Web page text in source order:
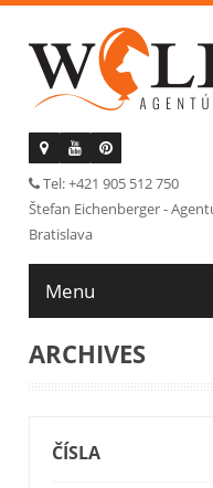
Tel: +421 905 512 750
Štefan Eichenberger -
Bratislava
Menu
ARCHIVES
ČÍSLA